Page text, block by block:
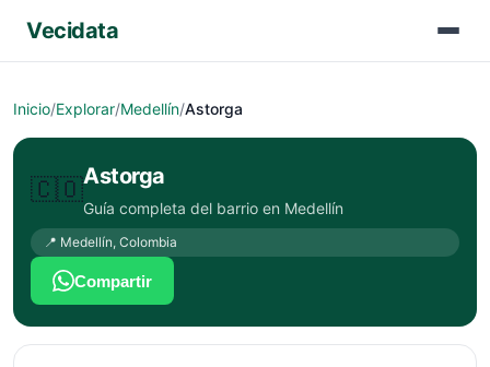
Vecidata
Inicio/Explorar/Medellín/Astorga
🇨🇴Astorga
Guía completa del barrio en Medellín
📍 Medellín, Colombia
Compartir